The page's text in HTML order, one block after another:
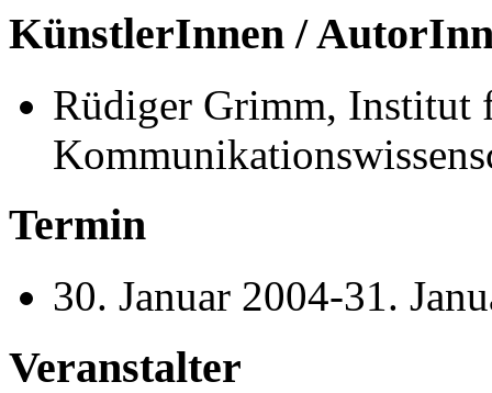
KünstlerInnen /
Rüdiger Grimm, Institut
Termin
30. Januar 2004-31.
Veranstalter